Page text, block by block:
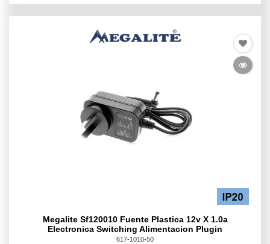
Megalite Sf120010 Fuente Plastica 12v X 1.0a
Electronica Switching Alimentacion Plugin
617-1010-50